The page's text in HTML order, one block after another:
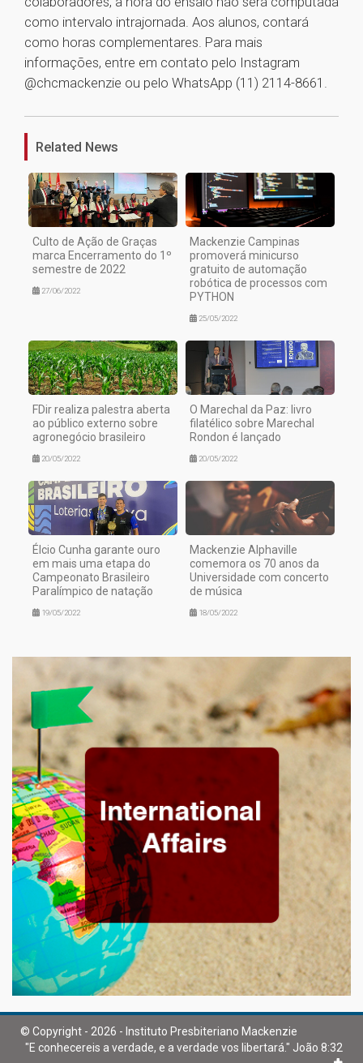
como intervalo intrajornada. Aos alunos, contará
como horas complementares. Para mais
informações, entre em contato pelo Instagram
@chcmackenzie ou pelo WhatsApp (11) 2114-8661.
1
Related News
Culto de Ação de Graças
marca Encerramento do 1º
semestre de 2022
27/06/2022
Mackenzie Campinas
promoverá minicurso
gratuito de automação
robótica de processos com
PYTHON
25/05/2022
FDir realiza palestra aberta
ao público externo sobre
agronegócio brasileiro
20/05/2022
O Marechal da Paz: livro
filatélico sobre Marechal
Rondon é lançado
20/05/2022
Élcio Cunha garante ouro
em mais uma etapa do
Campeonato Brasileiro
Paralímpico de natação
19/05/2022
Mackenzie Alphaville
comemora os 70 anos da
Universidade com concerto
de música
18/05/2022
© Copyright - 2026 - Instituto Presbiteriano Mackenzie
"E conhecereis a verdade, e a verdade vos libertará." João 8:32